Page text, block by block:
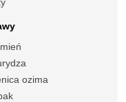
ozima